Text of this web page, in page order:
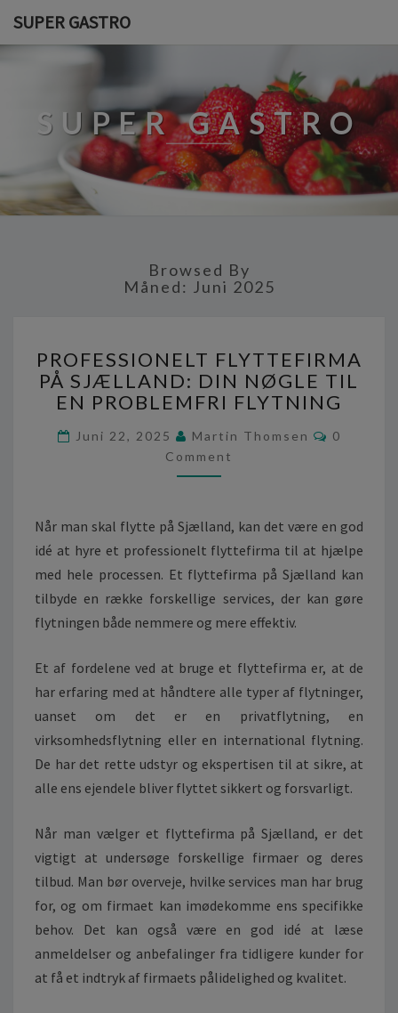
SUPER GASTRO
SUPER GASTRO
Browsed By
Måned: Juni 2025
R
O
F
S
S
I
N
E
L
T
F
Y
T
E
F
M
A
Å
S
Æ
L
L
A
N
D
PROFESSIONELT FLYTTEFIRMA
PÅ SJÆLLAND: DIN NØGLE TIL
EN PROBLEMFRI FLYTNING
Juni 22, 2025 Martin Thomsen
C
O
S
0
Comment
Når man skal flytte på Sjælland, kan det være en god
idé at hyre et professionelt flyttefirma til at hjælpe
med hele processen. Et flyttefirma på Sjælland kan
tilbyde en række forskellige services, der kan gøre
flytningen både nemmere og mere effektiv.
Et af fordelene ved at bruge et flyttefirma er, at de
har erfaring med at håndtere alle typer af flytninger,
uanset om det er en privatflytning, en
virksomhedsflytning eller en international flytning.
De har det rette udstyr og ekspertisen til at sikre, at
alle ens ejendele bliver flyttet sikkert og forsvarligt.
Når man vælger et flyttefirma på Sjælland, er det
vigtigt at undersøge forskellige firmaer og deres
tilbud. Man bør overveje, hvilke services man har brug
for, og om firmaet kan imødekomme ens specifikke
behov. Det kan også være en god idé at læse
anmeldelser og anbefalinger fra tidligere kunder for
at få et indtryk af firmaets pålidelighed og kvalitet.